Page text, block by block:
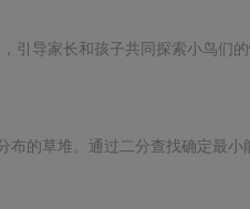
引导家长和孩子共同探索小鸟们
的草堆。通过二分查找确定最小